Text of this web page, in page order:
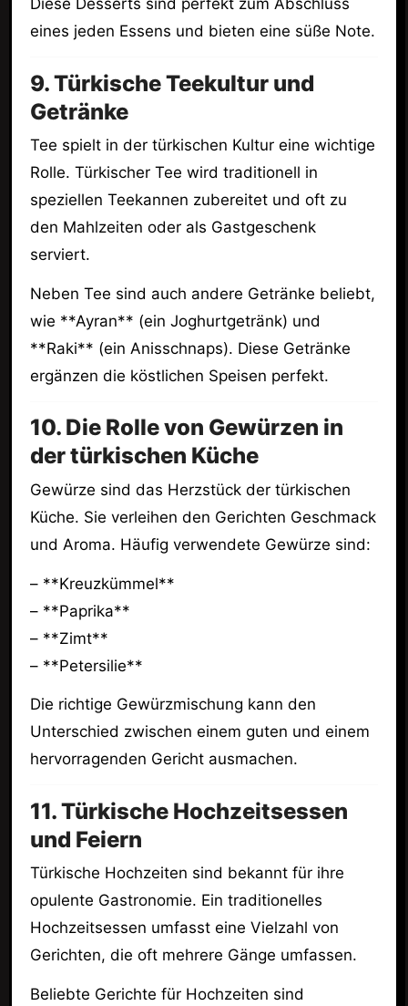
Diese Desserts sind perfekt zum Abschluss
eines jeden Essens und bieten eine süße Note.
9. Türkische Teekultur und
Getränke
Tee spielt in der türkischen Kultur eine wichtige
Rolle. Türkischer Tee wird traditionell in
speziellen Teekannen zubereitet und oft zu
den Mahlzeiten oder als Gastgeschenk
serviert.
Neben Tee sind auch andere Getränke beliebt,
wie **Ayran** (ein Joghurtgetränk) und
**Raki** (ein Anisschnaps). Diese Getränke
ergänzen die köstlichen Speisen perfekt.
10. Die Rolle von Gewürzen in
der türkischen Küche
Gewürze sind das Herzstück der türkischen
Küche. Sie verleihen den Gerichten Geschmack
und Aroma. Häufig verwendete Gewürze sind:
– **Kreuzkümmel**
– **Paprika**
– **Zimt**
– **Petersilie**
Die richtige Gewürzmischung kann den
Unterschied zwischen einem guten und einem
hervorragenden Gericht ausmachen.
11. Türkische Hochzeitsessen
und Feiern
Türkische Hochzeiten sind bekannt für ihre
opulente Gastronomie. Ein traditionelles
Hochzeitsessen umfasst eine Vielzahl von
Gerichten, die oft mehrere Gänge umfassen.
Beliebte Gerichte für Hochzeiten sind